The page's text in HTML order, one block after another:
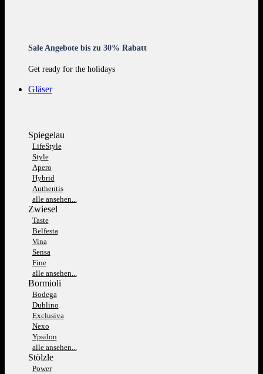
Sale Angebote bis zu 30% Rabatt
Get ready for the holidays
Gläser
Spiegelau
LifeStyle
Style
Apero
Hybrid
Authentis
alle ansehen...
Zwiesel
Taste
Belfesta
Vina
Sensa
Fine
alle ansehen...
Bormioli
Bodega
Dublino
Exclusiva
Nexo
Ypsilon
alle ansehen...
Stölzle
Power